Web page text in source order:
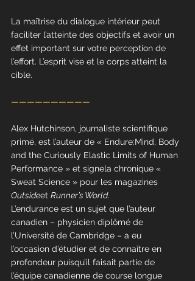
La maîtrise du dialogue intérieur peut
faciliter l’atteinte des objectifs et avoir un
effet important sur votre perception de
l’effort. L’esprit vise et le corps atteint la
cible.
——————————
Alex Hutchinson, journaliste scientifique
primé, est l’auteur de « Endure:Mind, Body
and the Curiously Elastic Limits of Human
Performance » et signela chronique «
Sweat Science » pour les magazines
Outsideet Runner’s World.
L’endurance est un sujet que l’auteur
canadien – physicien diplômé de
l’Université de Cambridge – a eu
l’occasion d’étudier et de connaître en
profondeur puisqu’il faisait partie de
l’équipe canadienne de course longue